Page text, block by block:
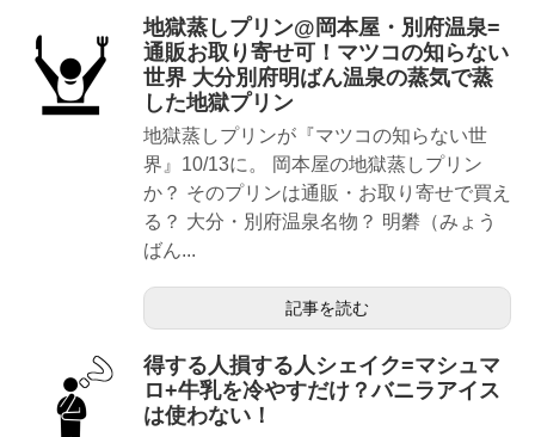
地獄蒸しプリン@岡本屋・別府温泉=
通販お取り寄せ可！マツコの知らない
世界 大分別府明ばん温泉の蒸気で蒸
した地獄プリン
地獄蒸しプリンが『マツコの知らない世
界』10/13に。 岡本屋の地獄蒸しプリン
か？ そのプリンは通販・お取り寄せで買え
る？ 大分・別府温泉名物？ 明礬（みょう
ばん...
記事を読む
得する人損する人シェイク=マシュマ
ロ+牛乳を冷やすだけ？バニラアイス
は使わない！